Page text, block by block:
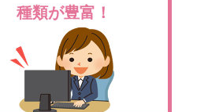
種類が豊富！